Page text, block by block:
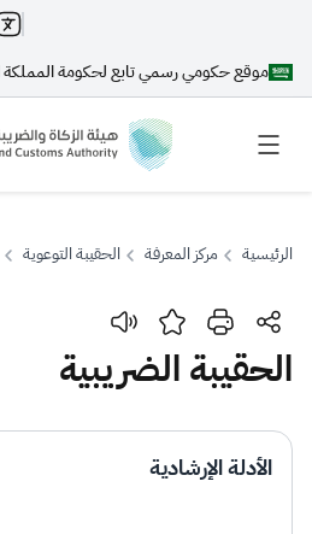
موقع حكومي رسمي تابع لحكومة المملكة
بحث
الرئيسية مركز المعرفة الحقيبة التوعوية
الحقيبة الضريبية
الأدلة الإرشادية